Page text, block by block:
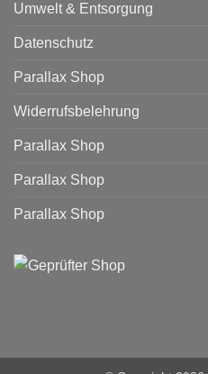
Umwelt & Entsorgung
Datenschutz
Parallax Shop
Widerrufsbelehrung
Parallax Shop
Parallax Shop
Parallax Shop